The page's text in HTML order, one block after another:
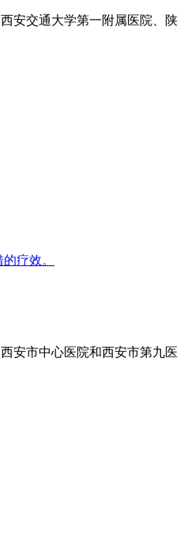
安交通大学第一附属医院、陕
疗效。
安市中心医院和西安市第九医